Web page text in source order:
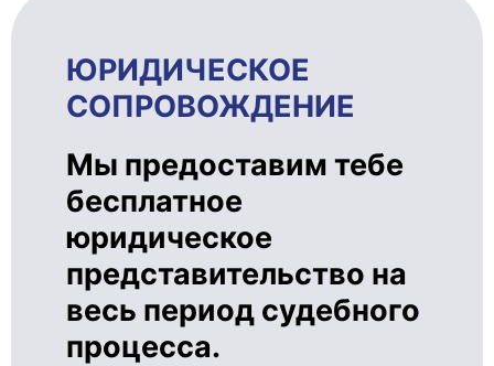
ЮРИДИЧЕ­СКОЕ
СОПРОВОЖ­ДЕ­НИЕ
Мы предоставим тебе
бесплатное
юридическое
представительство на
весь период судебного
процесса.